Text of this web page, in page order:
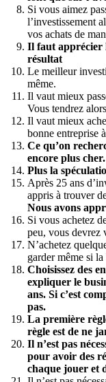
Si vous aimez
l’investissement
vos achats de
Il faut apprécier
résultat
Le meilleur
même.
Il vaut mieux
Vous tendrez
Il vaut mieux
bonne entreprise
Ce qu’on
encore plus cher.
Plus la
Après 25 ans
appris à trouver
Nous avons
Si vous achetez
peu, vous devrez
N’achetez
garder même si
Choisissez des
expliquer le
ans. Si c’est
pas.
La première
règle est de ne
Il n’est pas
pour avoir des
chaque jouer et